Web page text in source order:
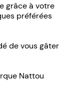
grâce à votre
préférées
de vous gâter
Nattou